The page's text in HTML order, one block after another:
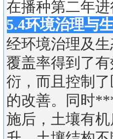
在播种第二年
5.4环境治理与
经环境治理及
覆盖率得到了
衍，而且控制
的改善。同时
施后，土壤有